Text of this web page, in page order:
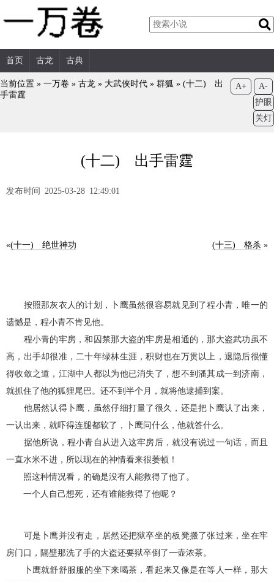
首页 古龙 古典
当前位置 » 一万卷 » 古龙 » 大武侠时代 » 群狐 » (十二) 出
手雷霆
A+
A-
护眼
关灯
(十二) 出手雷霆
发布时间 2025-03-28 12:49:01
«(十一) 绝世神功 (十三) 格杀»
按照那灰衣人的计划，卜鹰虽然很容易就见到了程小青，唯一的
遗憾是，程小青不肯见他。
程小青的牢房，和囚禁那大盗的牢房是相通的，那大盗武功虽不
高，出手却很准，二十年绿林生涯，积财也在万贯以上，退隐后很懂
得收敛之道，江湖中人都以为他已消失了，想不到潘其成一到济南，
就抓住了他的狐狸尾巴。还不到半个月，就将他逮捕到案。
他居然认得卜鹰，虽然仔细打量了很久，还是把卜鹰认了出来，
一认出来，就吓得连腿都软了，卜鹰问什么，他就答什么。
据他所说，程小青自从进入这牢房后，就没有说过一句话，而且
一直水米不进，所以现在的神情看来很萎顿！
照这种情况看，的确是没有人能救得了他了。
一个人自己想死，还有谁能救得了他呢？
可是卜鹰并没有走，居然还把狱卒坐的板凳搬了张过来，坐在牢
房门口，隔壁那洗了手的大盗还要狱卒倒了一壶浓茶。
卜鹰就舒舒服服的坐下来喝茶，看起来又像是在等人一样，那大